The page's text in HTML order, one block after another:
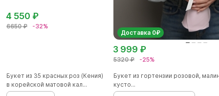
6650 ₽ -32%
4 550 ₽
Букет из 35 красных роз (Кения)
в корейской матовой кал...
Доставка 0₽
5320 ₽ -25%
3 999 ₽
Букет из гортензии розовой,
кусто...